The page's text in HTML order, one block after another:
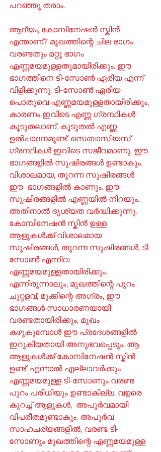
പറഞ്ഞു തരാം.
ആദ്യം, കോമ്പിനേഷൻ സ്കിൻ
എന്താണ്? മുഖത്തിന്റെ ചില ഭാഗം
വരണ്ടതും മറ്റു ഭാഗം
എണ്ണമയമുള്ളതുമായിരിക്കും. ഈ
ഭാഗത്തിനെ ടി-സോൺ ഏരിയ എന്ന്
വിളിക്കുന്നു. ടി-സോൺ ഏരിയ
പൊതുവെ എണ്ണമയമുള്ളതായിരിക്കും,
കാരണം ഇവിടെ എണ്ണ ഗ്രന്ഥികൾ
കൂടുതലാണ്, കൂടുതൽ എണ്ണ
ഉൽപാദനമുണ്ട്. സെബാസിയസ്
ഗ്രന്ഥികൾ ഇവിടെ സജീവമാണു. ഈ
ഭാഗങ്ങളിൽ സുഷിരങ്ങൾ ഉണ്ടാകും.
വിശാലമായ, തുറന്ന സുഷിരങ്ങൾ
ഈ  ഭാഗങ്ങളിൽ കാണും. ഈ
സുഷിരങ്ങളിൽ എണ്ണയിൽ നിറയും.
അതിനാൽ ദൃശ്യത വർദ്ധിക്കുന്നു.
കോമ്പിനേഷൻ സ്കിൻ ഉള്ള
ആളുകൾക്ക് വിശാലമായ
സുഷിരങ്ങൾ, തുറന്ന സുഷിരങ്ങൾ, ടി-
സോൺ എന്നിവ
എണ്ണമയമുള്ളതായിരിക്കും.
എന്നിരുന്നാലും, മുഖത്തിന്റെ പുറം
ചുറ്റളവ്, മൂക്കിന്റെ അഗ്രം, ഈ
ഭാഗങ്ങൾ സാധാരണയായി
വരണ്ടതായിരിക്കും, മുഖം
കഴുകുമ്പോൾ ഈ പ്രദേശങ്ങളിൽ
ഇറുകിയതായി അനുഭവപ്പെടും. ആ
ആളുകൾക്ക് കോമ്പിനേഷൻ സ്കിൻ
ഉണ്ട്. എന്നാൽ എല്ലാവർക്കും
എണ്ണമയമുള്ള ടി-സോണും വരണ്ട
പുറം പരിധിയും ഉണ്ടാകില്ല. വളരെ
കുറച്ച് ആളുകൾ,  അപൂർവമായി
വിപരീതമുണ്ടാകും. അപൂർവ
സാഹചര്യങ്ങളിൽ, വരണ്ട ടി-
സോണും മുഖത്തിന്റെ എണ്ണമയമുള്ള